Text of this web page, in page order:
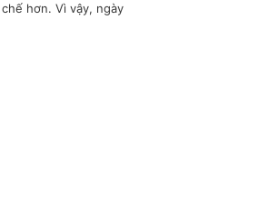
hơn. Vì vậy, ngày